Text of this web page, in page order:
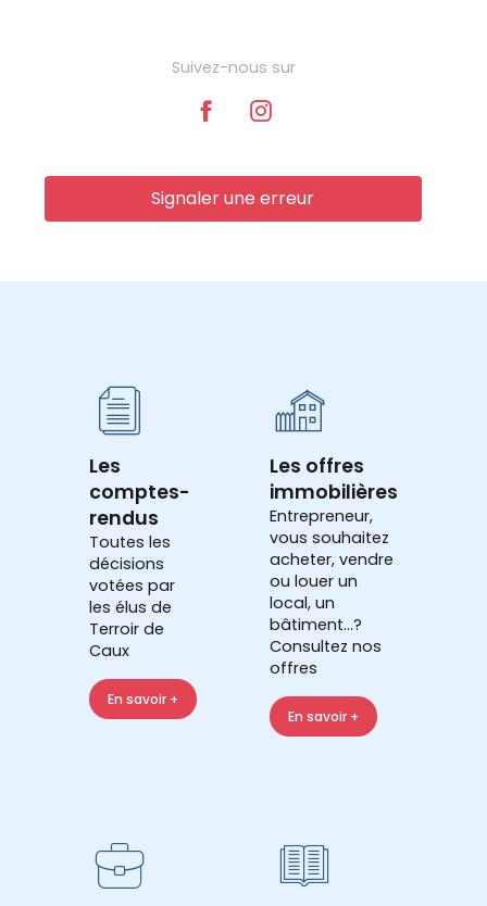
Suivez-nous sur
Signaler une erreur
Les
comptes-
rendus
Toutes les
décisions
votées par
les élus de
Terroir de
Caux
En savoir +
Les offres
immobilières
Entrepreneur,
vous souhaitez
acheter, vendre
ou louer un
local, un
bâtiment...?
Consultez nos
offres
En savoir +